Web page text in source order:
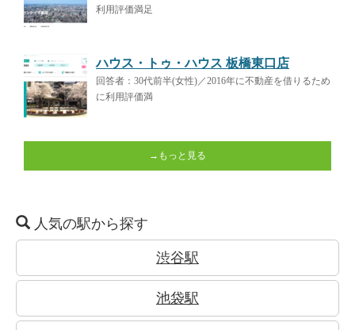
利用評価満足
ハウス・トゥ・ハウス 板橋東口店
回答者：30代前半(女性)／2016年に不動産を借りるため
に利用評価満
→もっと見る
人気の駅から探す
渋谷駅
池袋駅